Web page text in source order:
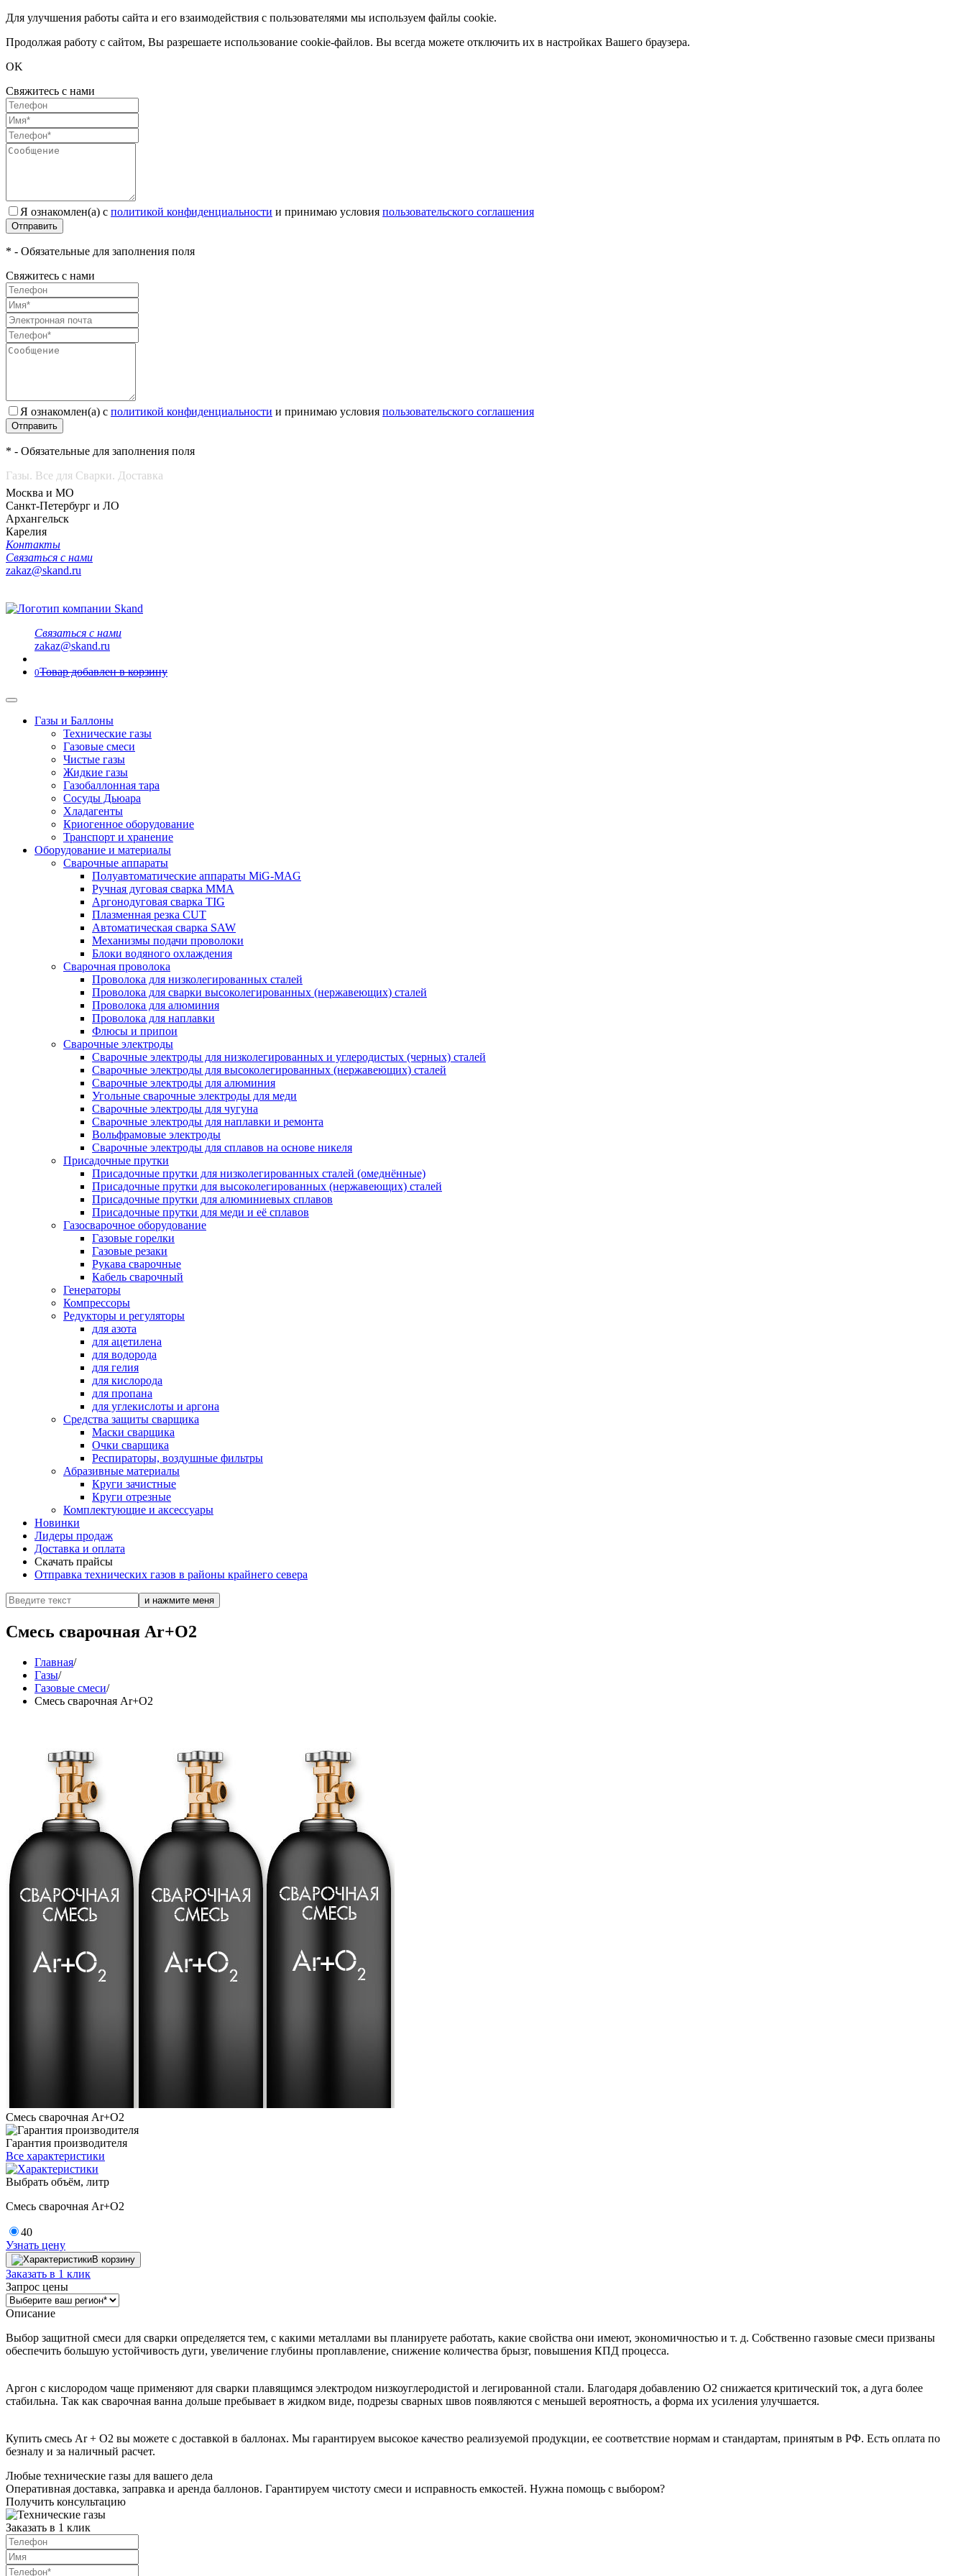
Для улучшения работы сайта и его взаимодействия с пользователями мы используем файлы cookie.
Продолжая работу с сайтом, Вы разрешаете использование cookie-файлов. Вы всегда можете отключить их в настройках Вашего браузера.
OK
Свяжитесь с нами
Я ознакомлен(а) с политикой конфиденциальности и принимаю условия пользовательского соглашения
Отправить
* - Обязательные для заполнения поля
Свяжитесь с нами
Я ознакомлен(а) с политикой конфиденциальности и принимаю условия пользовательского соглашения
Отправить
* - Обязательные для заполнения поля
Газы. Все для Сварки. Доставка
Москва и МО
Санкт-Петербург и ЛО
Архангельск
Карелия
Контакты
Связаться с нами
zakaz@skand.ru
Связаться с нами
zakaz@skand.ru
0Товар добавлен в корзину
Газы и Баллоны
Технические газы
Газовые смеси
Чистые газы
Жидкие газы
Газобаллонная тара
Сосуды Дьюара
Хладагенты
Криогенное оборудование
Транспорт и хранение
Оборудование и материалы
Сварочные аппараты
Полуавтоматические аппараты MiG-MAG
Ручная дуговая сварка MMA
Аргонодуговая сварка TIG
Плазменная резка CUT
Автоматическая сварка SAW
Механизмы подачи проволоки
Блоки водяного охлаждения
Сварочная проволока
Проволока для низколегированных сталей
Проволока для сварки высоколегированных (нержавеющих) сталей
Проволока для алюминия
Проволока для наплавки
Флюсы и припои
Сварочные электроды
Сварочные электроды для низколегированных и углеродистых (черных) сталей
Сварочные электроды для высоколегированных (нержавеющих) сталей
Сварочные электроды для алюминия
Угольные сварочные электроды для меди
Сварочные электроды для чугуна
Сварочные электроды для наплавки и ремонта
Вольфрамовые электроды
Сварочные электроды для сплавов на основе никеля
Присадочные прутки
Присадочные прутки для низколегированных сталей (омеднённые)
Присадочные прутки для высоколегированных (нержавеющих) сталей
Присадочные прутки для алюминиевых сплавов
Присадочные прутки для меди и её сплавов
Газосварочное оборудование
Газовые горелки
Газовые резаки
Рукава сварочные
Кабель сварочный
Генераторы
Компрессоры
Редукторы и регуляторы
для азота
для ацетилена
для водорода
для гелия
для кислорода
для пропана
для углекислоты и аргона
Средства защиты сварщика
Маски сварщика
Очки сварщика
Респираторы, воздушные фильтры
Абразивные материалы
Круги зачистные
Круги отрезные
Комплектующие и аксессуары
Новинки
Лидеры продаж
Доставка и оплата
Скачать прайсы
Отправка технических газов в районы крайнего севера
Смесь сварочная Ar+O2
Главная/
Газы/
Газовые смеси/
Смесь сварочная Ar+O2
Смесь сварочная Ar+O2
Гарантия производителя
Все характеристики
Выбрать объём, литр
Смесь сварочная Ar+O2
40
Узнать цену
В корзину
Заказать в 1 клик
Запрос цены
Описание
Выбор защитной смеси для сварки определяется тем, с какими металлами вы планируете работать, какие свойства они имеют, экономичностью и т. д. Собственно газовые смеси призваны
обеспечить большую устойчивость дуги, увеличение глубины проплавление, снижение количества брызг, повышения КПД процесса.
Аргон с кислородом чаще применяют для сварки плавящимся электродом низкоуглеродистой и легированной стали. Благодаря добавлению O2 снижается критический ток, а дуга более
стабильна. Так как сварочная ванна дольше пребывает в жидком виде, подрезы сварных швов появляются с меньшей вероятность, а форма их усиления улучшается.
Купить смесь Ar + O2 вы можете с доставкой в баллонах. Мы гарантируем высокое качество реализуемой продукции, ее соответствие нормам и стандартам, принятым в РФ. Есть оплата по
безналу и за наличный расчет.
Любые технические газы для вашего дела
Оперативная доставка, заправка и аренда баллонов. Гарантируем чистоту смеси и исправность емкостей. Нужна помощь с выбором?
Получить консультацию
Заказать в 1 клик